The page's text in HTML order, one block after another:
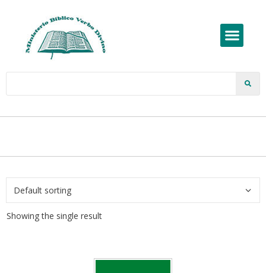
Showing the single result